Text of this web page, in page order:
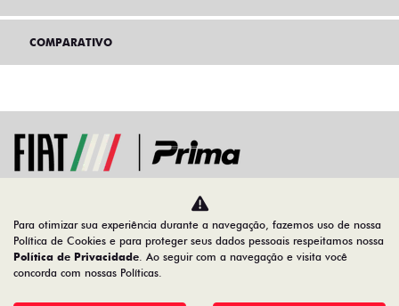
COMPARATIVO
Home Ofertas
Para otimizar sua experiência durante a navegação, fazemos uso de nossa
Política de Cookies e para proteger seus dados pessoais respeitamos nossa
Política de Privacidade. Ao seguir com a navegação e visita você
concorda com nossas Políticas.